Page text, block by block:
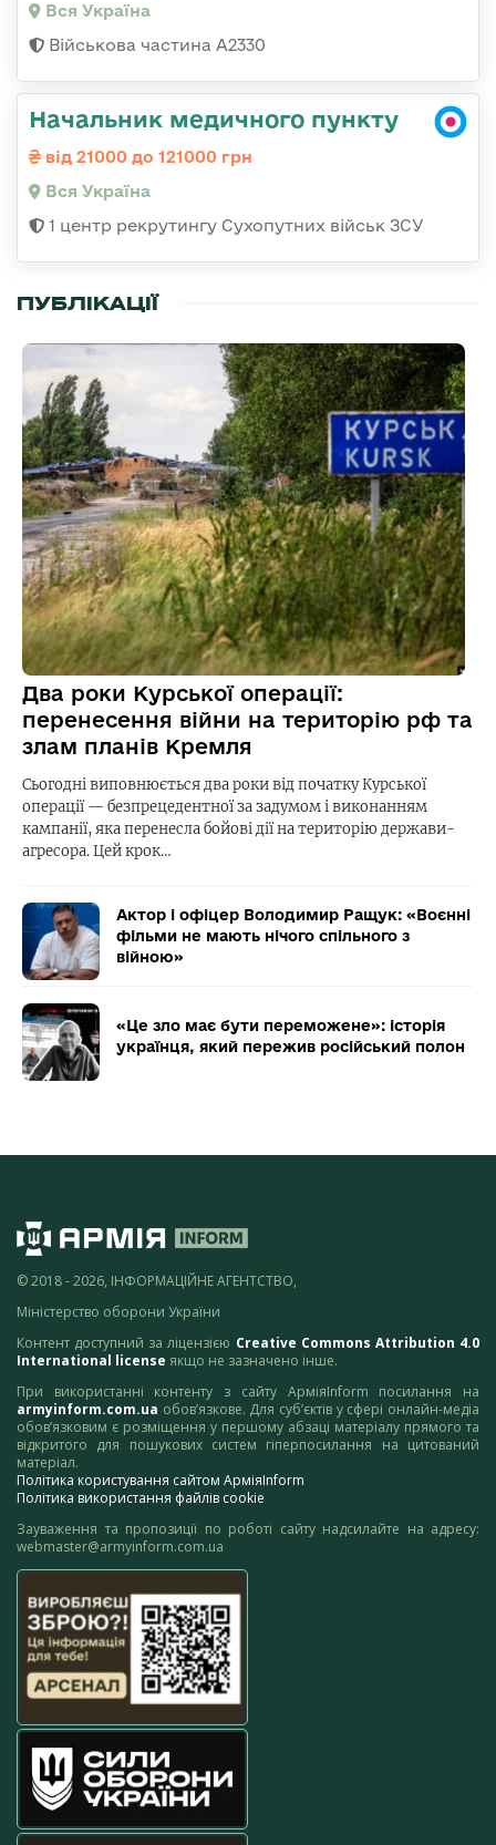
Вся Україна
Військова частина A2330
Начальник медичного пункту
від 21000 до 121000 грн
Вся Україна
1 центр рекрутингу Сухопутних військ ЗСУ
ПУБЛІКАЦІЇ
Два роки Курської операції:
перенесення війни на територію рф та
злам планів Кремля
Сьогодні виповнюється два роки від початку Курської
операції — безпрецедентної за задумом і виконанням
кампанії, яка перенесла бойові дії на територію держави-
агресора. Цей крок…
Актор і офіцер Володимир Ращук: «Воєнні
фільми не мають нічого спільного з
війною»
«Це зло має бути переможене»: історія
українця, який пережив російський полон
© 2018 - 2026, ІНФОРМАЦІЙНЕ АГЕНТСТВО,
Міністерство оборони України
Контент доступний за ліцензією Creative Commons Attribution 4.0
International license якщо не зазначено інше.
При використанні контенту з сайту АрміяInform посилання на
armyinform.com.ua обов’язкове. Для суб’єктів у сфері онлайн-медіа
обов’язковим є розміщення у першому абзаці матеріалу прямого та
відкритого для пошукових систем гіперпосилання на цитований
матеріал.
Політика користування сайтом АрміяInform
Політика використання файлів cookie
Зауваження та пропозиції по роботі сайту надсилайте на адресу:
webmaster@armyinform.com.ua